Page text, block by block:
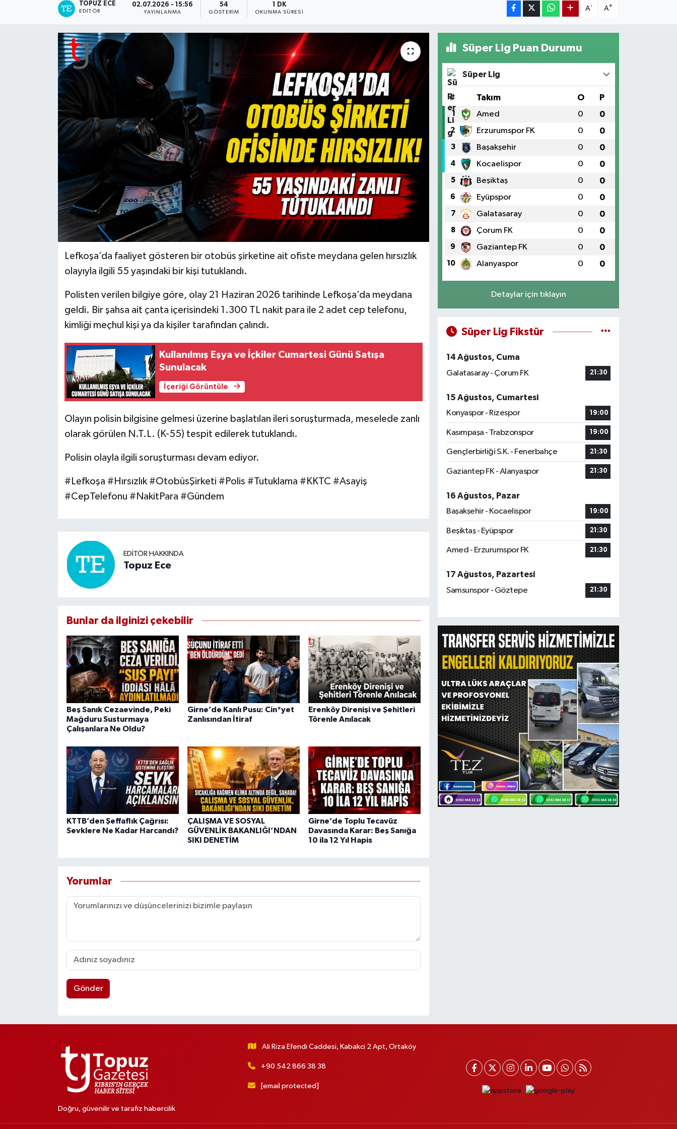
TOPUZ ECE
EDITÖR
02.07.2026 - 15:56
YAYINLANMA
54
GÖSTERIM
1 DK
OKUNMA SÜRESI
A- A+
Lefkoşa’da faaliyet gösteren bir otobüs şirketine ait ofiste meydana gelen hırsızlık
olayıyla ilgili 55 yaşındaki bir kişi tutuklandı.
Polisten verilen bilgiye göre, olay 21 Haziran 2026 tarihinde Lefkoşa’da meydana
geldi. Bir şahsa ait çanta içerisindeki 1.300 TL nakit para ile 2 adet cep telefonu,
kimliği meçhul kişi ya da kişiler tarafından çalındı.
Kullanılmış Eşya ve İçkiler Cumartesi Günü Satışa
Sunulacak
İçeriği Görüntüle
Olayın polisin bilgisine gelmesi üzerine başlatılan ileri soruşturmada, meselede zanlı
olarak görülen N.T.L. (K-55) tespit edilerek tutuklandı.
Polisin olayla ilgili soruşturması devam ediyor.
#Lefkoşa #Hırsızlık #OtobüsŞirketi #Polis #Tutuklama #KKTC #Asayiş
#CepTelefonu #NakitPara #Gündem
EDITÖR HAKKINDA
Topuz Ece
Bunlar da ilginizi çekebilir
Beş Sanık Cezaevinde, Peki
Mağduru Susturmaya
Çalışanlara Ne Oldu?
Girne’de Kanlı Pusu: Cin*yet
Zanlısından İtiraf
Erenköy Direnişi ve Şehitleri
Törenle Anılacak
KTTB’den Şeffaflık Çağrısı:
Sevklere Ne Kadar Harcandı?
ÇALIŞMA VE SOSYAL
GÜVENLİK BAKANLIĞI’NDAN
SIKI DENETİM
Girne’de Toplu Tecavüz
Davasında Karar: Beş Sanığa
10 ila 12 Yıl Hapis
Yorumlar
Gönder
Süper Lig Puan Durumu
Süper Lig
# Takım O P
1 Amed 0 0
2 Erzurumspor FK 0 0
3 Başakşehir 0 0
4 Kocaelispor 0 0
5 Beşiktaş 0 0
6 Eyüpspor 0 0
7 Galatasaray 0 0
8 Çorum FK 0 0
9 Gaziantep FK 0 0
10 Alanyaspor 0 0
Detaylar için tıklayın
Süper Lig Fikstür
14 Ağustos, Cuma
Galatasaray - Çorum FK
21:30
15 Ağustos, Cumartesi
Konyaspor - Rizespor
19:00
Kasımpaşa - Trabzonspor 19:00
Gençlerbirliği S.K. - Fenerbahçe 21:30
Gaziantep FK - Alanyaspor 21:30
16 Ağustos, Pazar
Başakşehir - Kocaelispor
19:00
Beşiktaş - Eyüpspor 21:30
Amed - Erzurumspor FK 21:30
17 Ağustos, Pazartesi
Samsunspor - Göztepe
21:30
Doğru, güvenilir ve tarafız habercilik
Ali Riza Efendi Caddesi, Kabakci 2 Apt, Ortaköy
+90 542 866 38 38
[email protected]